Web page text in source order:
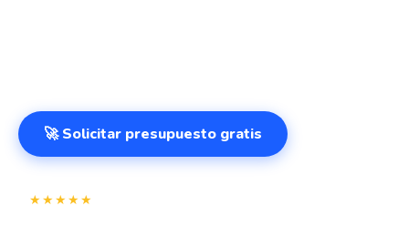
🚀 Solicitar presupuesto gratis
★★★★★